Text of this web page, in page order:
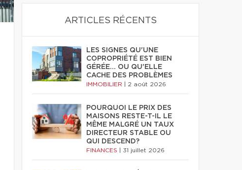
ARTICLES RÉCENTS
LES SIGNES QU'UNE
COPROPRIÉTÉ EST BIEN
GÉRÉE… OU QU'ELLE
CACHE DES PROBLÈMES
IMMOBILIER 2 août 2026
POURQUOI LE PRIX DES
MAISONS RESTE-T-IL LE
MÊME MALGRÉ UN TAUX
DIRECTEUR STABLE OU
QUI DESCEND?
FINANCES 31 juillet 2026